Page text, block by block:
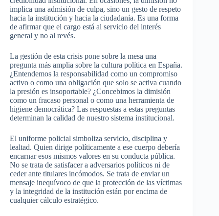
implica una admisión de culpa, sino un gesto de respeto
hacia la institución y hacia la ciudadanía. Es una forma
de afirmar que el cargo está al servicio del interés
general y no al revés.
La gestión de esta crisis pone sobre la mesa una
pregunta más amplia sobre la cultura política en España.
¿Entendemos la responsabilidad como un compromiso
activo o como una obligación que solo se activa cuando
la presión es insoportable? ¿Concebimos la dimisión
como un fracaso personal o como una herramienta de
higiene democrática? Las respuestas a estas preguntas
determinan la calidad de nuestro sistema institucional.
El uniforme policial simboliza servicio, disciplina y
lealtad. Quien dirige políticamente a ese cuerpo debería
encarnar esos mismos valores en su conducta pública.
No se trata de satisfacer a adversarios políticos ni de
ceder ante titulares incómodos. Se trata de enviar un
mensaje inequívoco de que la protección de las víctimas
y la integridad de la institución están por encima de
cualquier cálculo estratégico.